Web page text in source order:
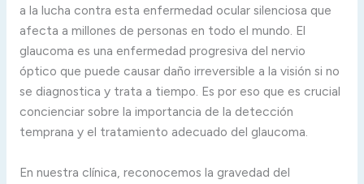
a la lucha contra esta enfermedad ocular silenciosa que
afecta a millones de personas en todo el mundo. El
glaucoma es una enfermedad progresiva del nervio
óptico que puede causar daño irreversible a la visión si no
se diagnostica y trata a tiempo. Es por eso que es crucial
concienciar sobre la importancia de la detección
temprana y el tratamiento adecuado del glaucoma.
En nuestra clínica, reconocemos la gravedad del